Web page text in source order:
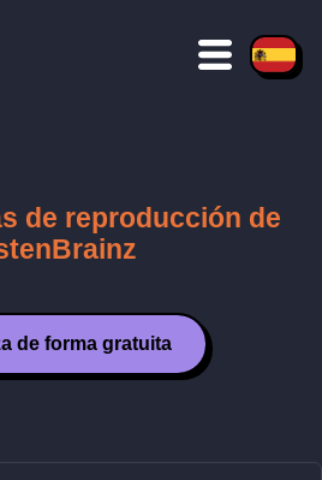
de reproducción de
de forma gratuita